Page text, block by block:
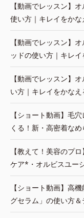
【動画でレッスン】
使い方｜キレイをか
【動画でレッスン】
ッドの使い方｜キレ
【動画でレッスン】
い方｜キレイをかな
【ショート動画】毛
くる！新・高密着な
【教えて！美容のプ
ケア*・オルビスユー
【ショート動画】高
グセラム」の使い方